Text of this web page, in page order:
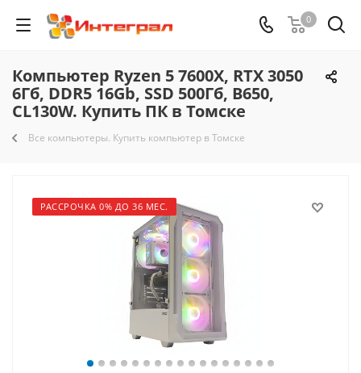
0
Компьютер Ryzen 5 7600X, RTX 3050
6Гб, DDR5 16Gb, SSD 500Гб, B650,
CL130W. Купить ПК в Томске
Все компьютеры. Купить компьютер в Томске
РАССРОЧКА 0% ДО 36 МЕС.